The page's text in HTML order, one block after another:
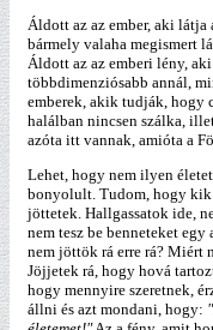
Áldott az az ember, aki látja
bármely valaha megismert
Áldott az az emberi lény,
többdimenziósabb annál,
emberek, akik tudják, hogy
halálban nincsen szálka,
azóta itt vannak, amióta a
Lehet, hogy nem ilyen
bonyolult. Tudom, hogy kik
jöttetek. Hallgassatok ide,
nem tesz be benneteket
nem jöttök rá erre rá? Miért
Jöjjetek rá, hogy hová
hogy mennyire szeretnek,
állni és azt mondani, hogy: